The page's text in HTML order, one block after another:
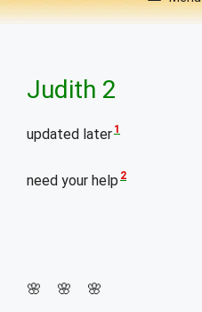
Judith 2
updated later 1
need your help 2
🌸 🌸 🌸